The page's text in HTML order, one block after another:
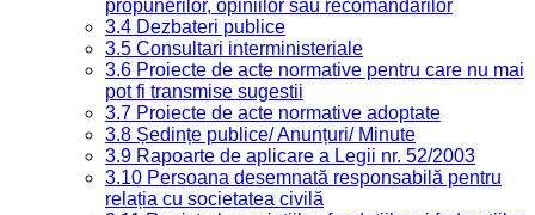
propunerilor, opiniilor sau recomandărilor
3.4 Dezbateri publice
3.5 Consultari interministeriale
3.6 Proiecte de acte normative pentru care nu mai
pot fi transmise sugestii
3.7 Proiecte de acte normative adoptate
3.8 Ședințe publice/ Anunțuri/ Minute
3.9 Rapoarte de aplicare a Legii nr. 52/2003
3.10 Persoana desemnată responsabilă pentru
relația cu societatea civilă